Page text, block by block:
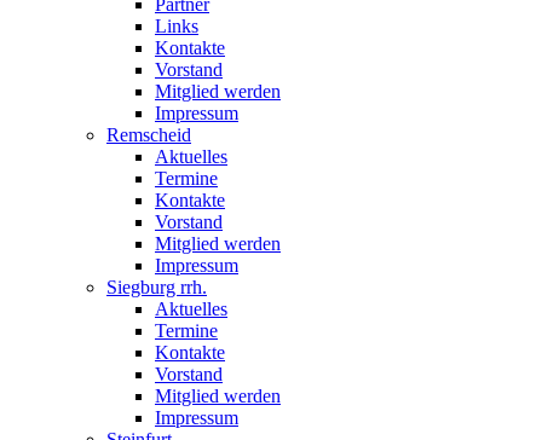
Partner
Links
Kontakte
Vorstand
Mitglied werden
Impressum
Remscheid
Aktuelles
Termine
Kontakte
Vorstand
Mitglied werden
Impressum
Siegburg rrh.
Aktuelles
Termine
Kontakte
Vorstand
Mitglied werden
Impressum